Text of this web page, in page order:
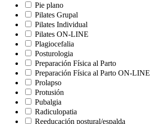
Pie plano
Pilates Grupal
Pilates Individual
Pilates ON-LINE
Plagiocefalia
Posturologia
Preparación Física al Parto
Preparación Física al Parto ON-LINE
Prolapso
Protusión
Pubalgia
Radiculopatia
Reeducación postural/espalda